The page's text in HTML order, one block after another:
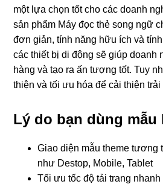
một lựa chọn tốt cho các doanh
sản phẩm Máy đọc thẻ song ngữ
đơn giản, tính năng hữu ích và
các thiết bị di động sẽ giúp doanh
hàng và tạo ra ấn tượng tốt. Tuy
thiện và tối ưu hóa để cải thiện
Lý do bạn dùng mẫu
Giao diện mẫu theme tương
như Destop, Mobile, Tablet
Tối ưu tốc độ tải trang nhanh